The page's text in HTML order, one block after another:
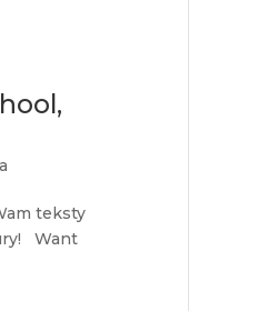
teksty
Want